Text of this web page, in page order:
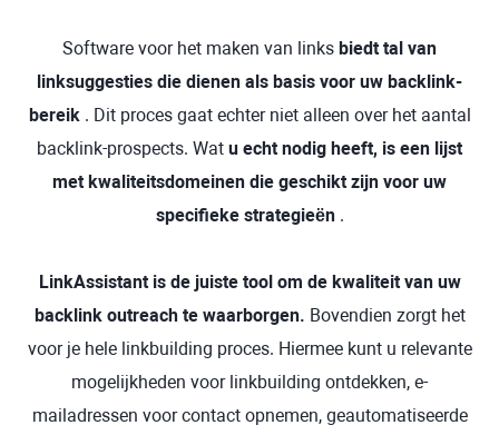
Software voor het maken van links biedt tal van
linksuggesties die dienen als basis voor uw backlink-
bereik. Dit proces gaat echter niet alleen over het aantal
backlink-prospects. Wat u echt nodig heeft, is een lijst
met kwaliteitsdomeinen die geschikt zijn voor uw
specifieke strategieën.
LinkAssistant is de juiste tool om de kwaliteit van uw
backlink outreach te waarborgen. Bovendien zorgt het
voor je hele linkbuilding proces. Hiermee kunt u relevante
mogelijkheden voor linkbuilding ontdekken, e-
mailadressen voor contact opnemen, geautomatiseerde